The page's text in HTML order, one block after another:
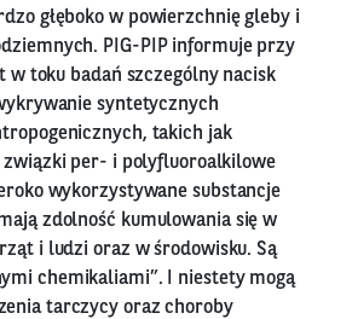
głęboko w powierzchnię gleby i
PIG-PIP informuje przy
w toku badań szczególny nacisk
syntetycznych
takich jak
per- i polyfluoroalkilowe
wykorzystywane substancje
zdolność kumulowania się w
i ludzi oraz w środowisku. Są
chemikaliami”. I niestety mogą
tarczycy oraz choroby